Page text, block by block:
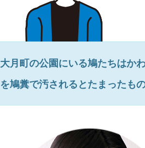
大月町の公園にいる鳩たちはか
を鳩糞で汚されるとたまったも